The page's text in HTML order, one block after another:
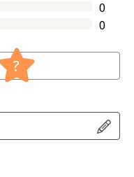
0
0
?